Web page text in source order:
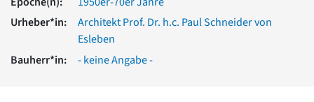
Romanik
Vorromanik
Römische Antike
Über uns
Urheber*in:
Architekt Prof. Dr. h.c. Paul Schneider von
Esleben
Bauherr*in:
- keine Angabe -